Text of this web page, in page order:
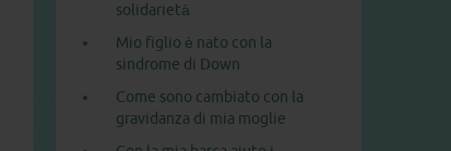
solidarietà
Mio figlio è nato con la
sindrome di Down
Come sono cambiato con la
gravidanza di mia moglie